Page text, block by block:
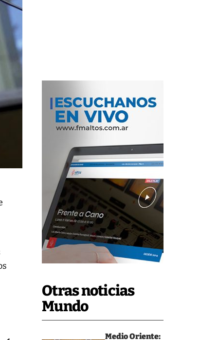
Otras noticias
Mundo
Medio Oriente: